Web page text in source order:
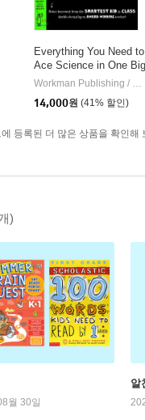
Everything You Need to
Ace Science in One Big
Fat Notebook
Workman Publishing / Madanes, Sharon / Editors of Brain Quest
14,000원 (41% 할인)
등록된 더 많은 상품을 확인해
)
월 30일
알